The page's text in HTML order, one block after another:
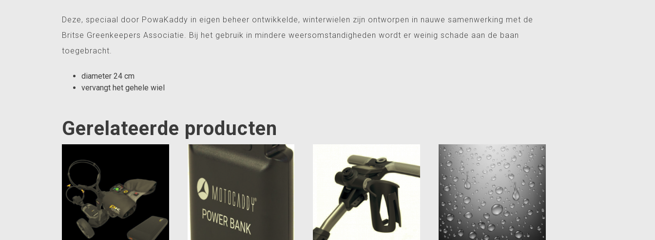
Deze, speciaal door PowaKaddy in eigen beheer ontwikkelde, winterwielen zijn ontworpen in nauwe samenwerking met de
Britse Greenkeepers Associatie. Bij het gebruik in mindere weersomstandigheden wordt er weinig schade aan de baan
toegebracht.
diameter 24 cm
vervangt het gehele wiel
Gerelateerde producten